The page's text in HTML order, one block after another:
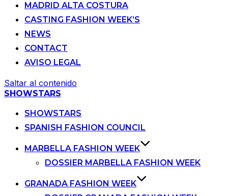
MADRID ALTA COSTURA
CASTING FASHION WEEK’S
NEWS
CONTACT
AVISO LEGAL
Saltar al contenido
SHOWSTARS
SHOWSTARS
SPANISH FASHION COUNCIL
MARBELLA FASHION WEEK
DOSSIER MARBELLA FASHION WEEK
GRANADA FASHION WEEK